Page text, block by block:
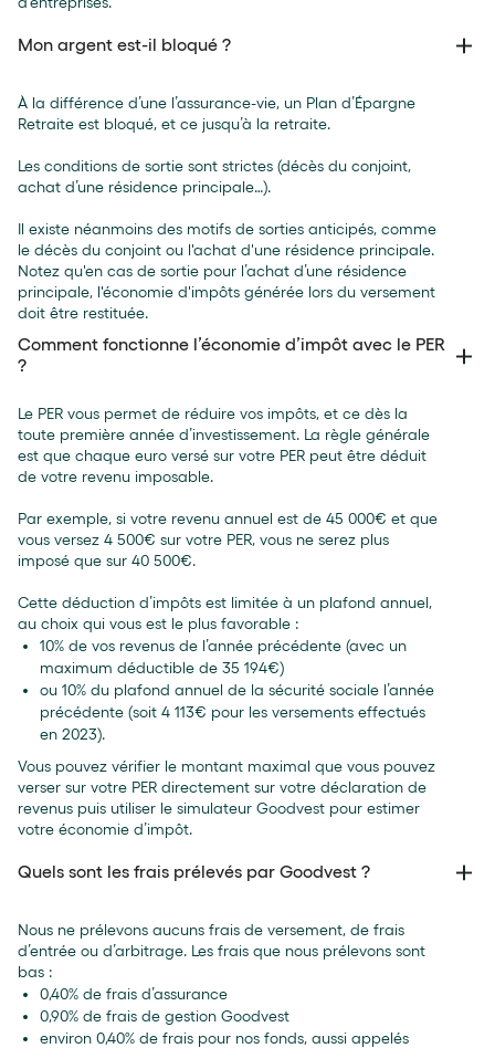
Mon argent est-il bloqué ?
À la différence d’une l’assurance-vie, un Plan d’Épargne
Retraite est bloqué, et ce jusqu’à la retraite.
Les conditions de sortie sont strictes (décès du conjoint,
achat d’une résidence principale…).
Il existe néanmoins des motifs de sorties anticipés, comme
le décès du conjoint ou l'achat d'une résidence principale.
Notez qu'en cas de sortie pour l’achat d’une résidence
principale, l'économie d'impôts générée lors du versement
doit être restituée.
Comment fonctionne l’économie d’impôt avec le PER
?
Le PER vous permet de réduire vos impôts, et ce dès la
toute première année d’investissement. La règle générale
est que chaque euro versé sur votre PER peut être déduit
de votre revenu imposable.
Par exemple, si votre revenu annuel est de 45 000€ et que
vous versez 4 500€ sur votre PER, vous ne serez plus
imposé que sur 40 500€.
Cette déduction d’impôts est limitée à un plafond annuel,
au choix qui vous est le plus favorable :
10% de vos revenus de l’année précédente (avec un
maximum déductible de 35 194€)
ou 10% du plafond annuel de la sécurité sociale l’année
précédente (soit 4 113€ pour les versements effectués
en 2023).
Vous pouvez vérifier le montant maximal que vous pouvez
verser sur votre PER directement sur votre déclaration de
revenus puis utiliser le simulateur Goodvest pour estimer
votre économie d’impôt.
Quels sont les frais prélevés par Goodvest ?
Nous ne prélevons aucuns frais de versement, de frais
d’entrée ou d’arbitrage. Les frais que nous prélevons sont
bas :
0,40% de frais d’assurance
0,90% de frais de gestion Goodvest
environ 0,40% de frais pour nos fonds, aussi appelés